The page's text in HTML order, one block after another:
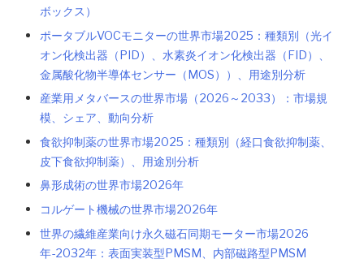
ボックス）
ポータブルVOCモニターの世界市場2025：種類別（光イ
オン化検出器（PID）、水素炎イオン化検出器（FID）、
金属酸化物半導体センサー（MOS））、用途別分析
産業用メタバースの世界市場（2026～2033）：市場規
模、シェア、動向分析
食欲抑制薬の世界市場2025：種類別（経口食欲抑制薬、
皮下食欲抑制薬）、用途別分析
鼻形成術の世界市場2026年
コルゲート機械の世界市場2026年
世界の繊維産業向け永久磁石同期モーター市場2026
年-2032年：表面実装型PMSM、内部磁路型PMSM